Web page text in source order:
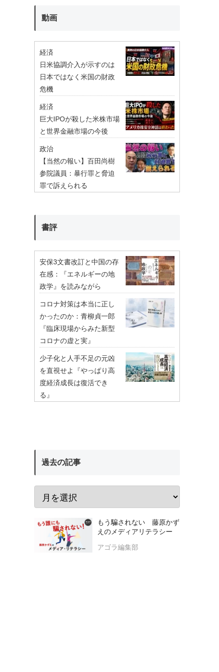
動画
経済
日米協調介入が示すのは
日本ではなく米国の財政
危機
経済
巨大IPOが殺した米株市場
と世界金融市場の今後
政治
【当然の報い】百田尚樹
参院議員：暴行罪と脅迫
罪で訴えられる
書評
安保3文書改訂と中国の存
在感：『エネルギーの地
政学』を読みながら
コロナ対策は本当に正し
かったのか：青柳貞一郎
『臨床現場からみた新型
コロナの虚と実』
少子化と人手不足の元凶
を直視せよ『やっぱり高
度経済成長は復活でき
る』
過去の記事
もう騙されない 藤原かず
えのメディアリテラシー
アゴラ編集部